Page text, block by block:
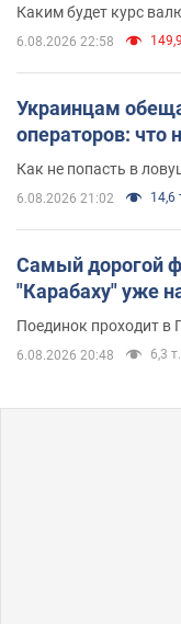
Каким будет курс
6.08.2026 22:58
Украинцам
операторов: что
Как не попасть в
6.08.2026 21:02 14,6
Самый дорогой
"Карабаху" уже
Поединок проходит в
6.08.2026 20:48 6,3 т.